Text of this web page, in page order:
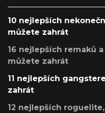
10 nejlepších
můžete zahrát
16 nejlepších remaků
můžete zahrát
11 nejlepších
zahrát
12 nejlepších